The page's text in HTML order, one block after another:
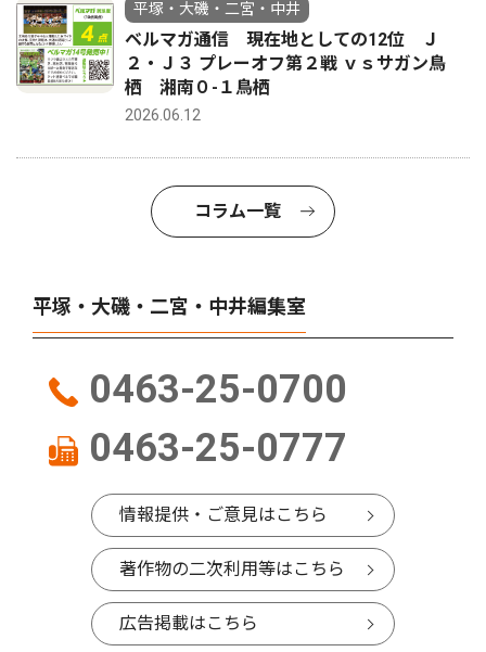
平塚・大磯・二宮・中井
ベルマガ通信 現在地としての12位 Ｊ
２・Ｊ３ プレーオフ第２戦 ｖｓサガン鳥
栖 湘南０-１鳥栖
2026.06.12
コラム一覧
平塚・大磯・二宮・中井編集室
0463-25-0700
0463-25-0777
情報提供・ご意見はこちら
著作物の二次利用等はこちら
広告掲載はこちら